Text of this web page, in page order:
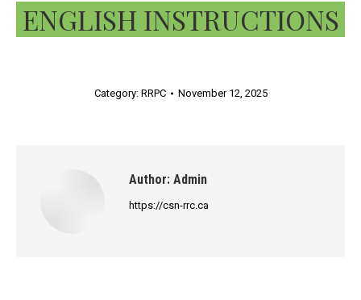
ENGLISH INSTRUCTIONS
Category: RRPC November 12, 2025
Author: Admin
https://csn-rrc.ca